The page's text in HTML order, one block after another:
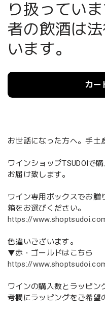
り扱ってい
者の飲酒は
います。
カー
お世話になった方へ。手土
ワインショップTSUDOIで
お届け致します。
ワイン専用ボックスでお贈
箱をお選びください。
https://
色違いございます。
▼赤・ゴールドはこちら
https://
ワインの購入数とラッピン
考欄にラッピングをご希望